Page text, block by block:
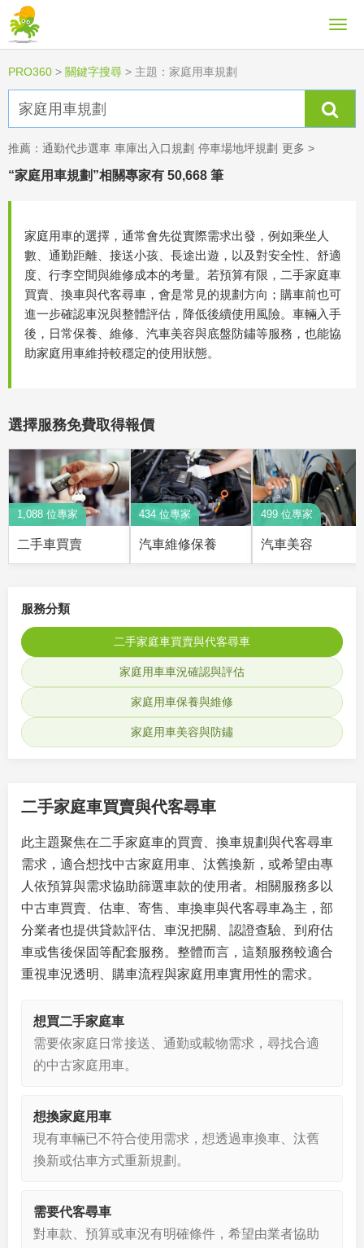
PRO360 > 關鍵字搜尋 > 主題：家庭用車規劃
推薦： 通勤代步選車 車庫出入口規劃 停車場地坪規劃 更多 >
“家庭用車規劃”相關專家有 50,668 筆
家庭用車的選擇，通常會先從實際需求出發，例如乘坐人
數、通勤距離、接送小孩、長途出遊，以及對安全性、舒適
度、行李空間與維修成本的考量。若預算有限，二手家庭車
買賣、換車與代客尋車，會是常見的規劃方向；購車前也可
進一步確認車況與整體評估，降低後續使用風險。車輛入手
後，日常保養、維修、汽車美容與底盤防鏽等服務，也能協
助家庭用車維持較穩定的使用狀態。
選擇服務免費取得報價
1,088 位專家
二手車買賣
434 位專家
汽車維修保養
499 位專家
汽車美容
服務分類
二手家庭車買賣與代客尋車
家庭用車車況確認與評估
家庭用車保養與維修
家庭用車美容與防鏽
二手家庭車買賣與代客尋車
此主題聚焦在二手家庭車的買賣、換車規劃與代客尋車
需求，適合想找中古家庭用車、汰舊換新，或希望由專
人依預算與需求協助篩選車款的使用者。相關服務多以
中古車買賣、估車、寄售、車換車與代客尋車為主，部
分業者也提供貸款評估、車況把關、認證查驗、到府估
車或售後保固等配套服務。整體而言，這類服務較適合
重視車況透明、購車流程與家庭用車實用性的需求。
想買二手家庭車
需要依家庭日常接送、通勤或載物需求，尋找合適
的中古家庭用車。
想換家庭用車
現有車輛已不符合使用需求，想透過車換車、汰舊
換新或估車方式重新規劃。
需要代客尋車
對車款、預算或車況有明確條件，希望由業者協助